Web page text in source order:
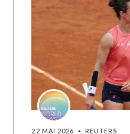
22 MAI 2026 REUTERS